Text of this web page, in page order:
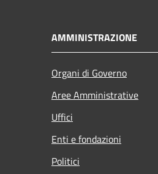
AMMINISTRAZIONE
Organi di Governo
Aree Amministrative
Uffici
Enti e fondazioni
Politici